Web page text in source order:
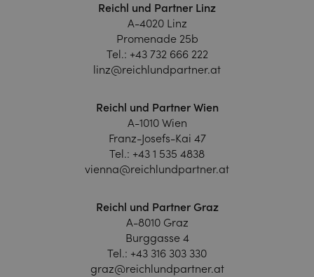
Reichl und Partner Linz
A-4020 Linz
Promenade 25b
Tel.: +43 732 666 222
linz@reichlundpartner.at
Reichl und Partner Wien
A-1010 Wien
Franz-Josefs-Kai 47
Tel.: +43 1 535 4838
vienna@reichlundpartner.at
Reichl und Partner Graz
A-8010 Graz
Burggasse 4
Tel.: +43 316 303 330
graz@reichlundpartner.at